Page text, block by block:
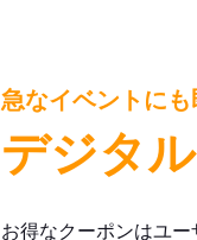
急なイベントに
デジタ
お得なクーポンはユー